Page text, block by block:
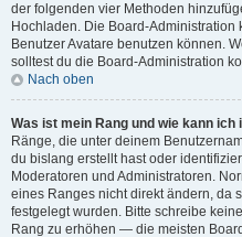
der folgenden vier Methoden
Hochladen. Die Board-Administration
Benutzer Avatare benutzen können.
solltest du die Board-Administration
Nach oben
Was ist mein Rang und wie kann ich
Ränge, die unter deinem
du bislang erstellt hast oder
Moderatoren und Administratoren.
eines Ranges nicht direkt ändern, da
festgelegt wurden. Bitte schreibe
Rang zu erhöhen — die meisten